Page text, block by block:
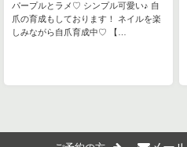
パープルとラメ♡ シンプル可愛い♪ 自
爪の育成もしております！ ネイルを楽
しみながら自爪育成中♡ 【…